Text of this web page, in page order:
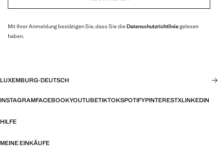
Mit Ihrer Anmeldung bestätigen Sie, dass Sie dieDatenschutzrichtliniegelesen
haben.
LUXEMBURG·DEUTSCH
INSTAGRAMFACEBOOKYOUTUBETIKTOKSPOTIFYPINTERESTXLINKEDIN
HILFE
MEINE EINKÄUFE